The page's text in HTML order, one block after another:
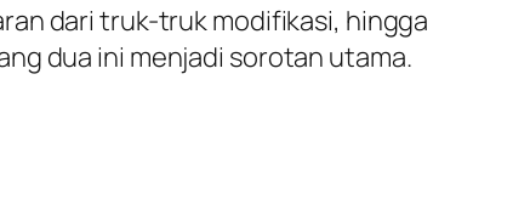
dari truk-truk modifikasi, hingga
dua ini menjadi sorotan utama.